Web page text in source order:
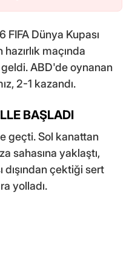
FIFA Dünya Kupası
hazırlık maçında
geldi. ABD'de oynanan
2-1 kazandı.
BAŞLADI
geçti. Sol kanattan
sahasına yaklaştı,
dışından çektiği sert
yolladı.